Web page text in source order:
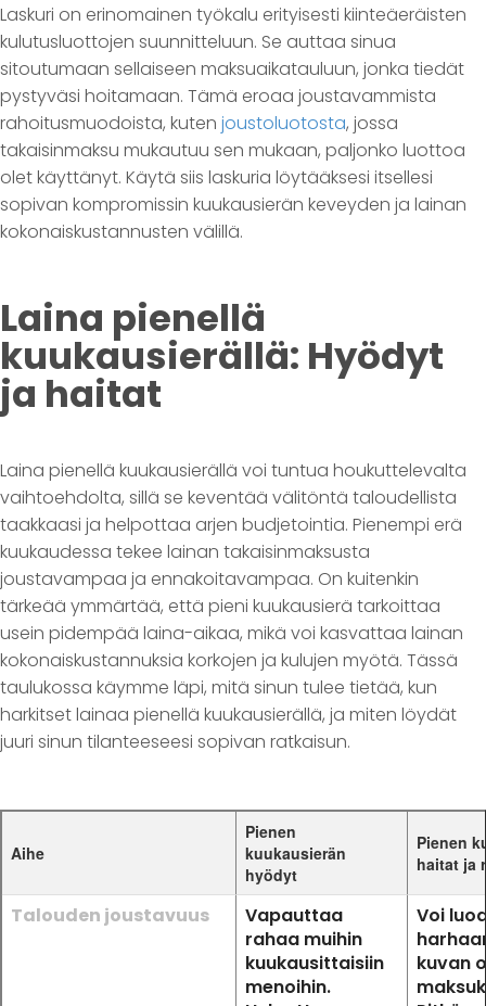
Laskuri on erinomainen työkalu erityisesti kiinteäeräisten
kulutusluottojen suunnitteluun. Se auttaa sinua
sitoutumaan sellaiseen maksuaikatauluun, jonka tiedät
pystyväsi hoitamaan. Tämä eroaa joustavammista
rahoitusmuodoista, kuten joustoluotosta, jossa
takaisinmaksu mukautuu sen mukaan, paljonko luottoa
olet käyttänyt. Käytä siis laskuria löytääksesi itsellesi
sopivan kompromissin kuukausierän keveyden ja lainan
kokonaiskustannusten välillä.
Laina pienellä
kuukausierällä: Hyödyt
ja haitat
Laina pienellä kuukausierällä voi tuntua houkuttelevalta
vaihtoehdolta, sillä se keventää välitöntä taloudellista
taakkaasi ja helpottaa arjen budjetointia. Pienempi erä
kuukaudessa tekee lainan takaisinmaksusta
joustavampaa ja ennakoitavampaa. On kuitenkin
tärkeää ymmärtää, että pieni kuukausierä tarkoittaa
usein pidempää laina-aikaa, mikä voi kasvattaa lainan
kokonaiskustannuksia korkojen ja kulujen myötä. Tässä
taulukossa käymme läpi, mitä sinun tulee tietää, kun
harkitset lainaa pienellä kuukausierällä, ja miten löydät
juuri sinun tilanteeseesi sopivan ratkaisun.
Aihe
Pienen
kuukausierän
hyödyt
Pienen
haitat ja
Talouden joustavuus
Vapauttaa
rahaa muihin
kuukausittaisiin
menoihin.
Voi
kuvan